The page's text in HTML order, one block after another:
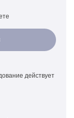
действует